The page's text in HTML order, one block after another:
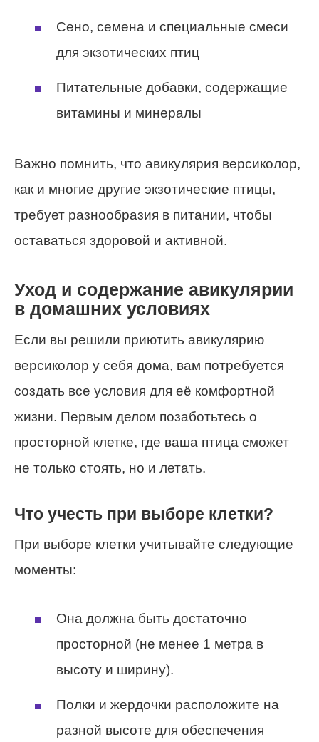
Сено, семена и специальные смеси
для экзотических птиц
Питательные добавки, содержащие
витамины и минералы
Важно помнить, что авикулярия версиколор,
как и многие другие экзотические птицы,
требует разнообразия в питании, чтобы
оставаться здоровой и активной.
Уход и содержание авикулярии
в домашних условиях
Если вы решили приютить авикулярию
версиколор у себя дома, вам потребуется
создать все условия для её комфортной
жизни. Первым делом позаботьтесь о
просторной клетке, где ваша птица сможет
не только стоять, но и летать.
Что учесть при выборе клетки?
При выборе клетки учитывайте следующие
моменты:
Она должна быть достаточно
просторной (не менее 1 метра в
высоту и ширину).
Полки и жердочки расположите на
разной высоте для обеспечения